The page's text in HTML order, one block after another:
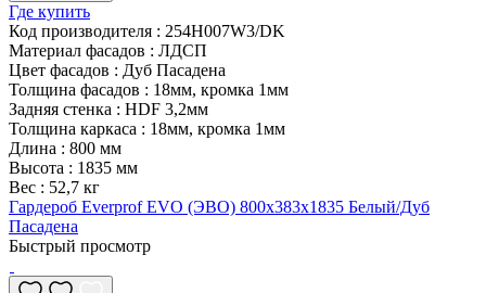
Где купить
Код производителя : 254H007W3/DK
Материал фасадов : ЛДСП
Цвет фасадов : Дуб Пасадена
Толщина фасадов : 18мм, кромка 1мм
Задняя стенка : HDF 3,2мм
Толщина каркаса : 18мм, кромка 1мм
Длина : 800 мм
Высота : 1835 мм
Вес : 52,7 кг
Гардероб Everprof EVO (ЭВО) 800х383x1835 Белый/Дуб
Пасадена
Быстрый просмотр